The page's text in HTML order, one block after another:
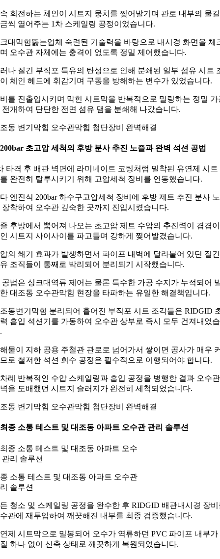
회전하는 체인이 시트지 뭉치를 찢어발기며 관로 내부의 물
씩 열어주는 1차 스케일링 공정이었습니다.
대막힘뚫는업체 숙련된 기술력을 바탕으로 내시경 화면을 체
오수관 자체에는 충격이 없도록 정밀 제어했습니다.
나 질긴 부직포 특유의 탄성으로 인해 분쇄된 일부 섬유 시트
체인 헤드에 휘감기며 구동을 방해하는 변수가 있었습니다.
를 진출입시키며 막힌 시트막을 반복적으로 밀링하는 정밀 가
전개하여 단단한 전면 섬유 댐을 분쇄해 나갔습니다.
동 변기막힘 오수관막힘 첨단장비 완벽해결
초고압 세척의 후방 분사 추진 노즐과 완벽 석션 공법
타격 후 배관 벽면에 라미네이트 코팅처럼 밀착된 유연제 시트
완전히 탈루시키기 위해 고압세척 장비를 연동했습니다.
엔진식 200bar 하수구고압세척 장비에 후방 제트 추진 분사
장착하여 오수관 깊숙한 곳까지 진입시켰습니다.
후방에서 뿜어져 나오는 초고압 제트 수압의 추진력이 겹겹이
시트지 사이사이를 파고들며 강하게 찢어발겼습니다.
의 쐐기 효과가 발생하면서 파이프 내벽에 달라붙어 있던 질긴
조직들이 통째로 박리되어 분리되기 시작했습니다.
공법은 싱크대역류 제어는 물론 특수한 가공 수지가 누적되어
대조동 오수관막힘 현장을 타파하는 유일한 해결책입니다.
동변기막힘 분리되어 흩어진 부직포 시트 조각들은 RIDGID
흡입 석션기를 가동하여 오수관 상부로 즉시 모두 건져내었
물이 지하 공용 주철관 관로로 넘어가서 쌓이면 공사가 매우
로 철저한 석션 회수 공정은 필수적으로 이행되어야 합니다.
례 반복적인 수압 스케일링과 흡입 공정을 병행한 결과 오수관
을 도배했던 시트지 슬러지가 완전히 세척되었습니다.
동 변기막힘 오수관막힘 첨단장비 완벽해결
종 소통 테스트 및 대조동 아파트 오수관 관리 솔루션
소통 테스트 및 대조동 아파트 오수관
솔루션
청소 및 스케일링 공정을 완수한 후 RIDGID 배관내시경 장비
관에 재투입하여 깨끗해진 내부를 최종 검증했습니다.
제 시트막으로 밀봉되어 오수가 역류하던 PVC 파이프 내부가
하나 없이 신축 상태로 깨끗하게 복원되었습니다.